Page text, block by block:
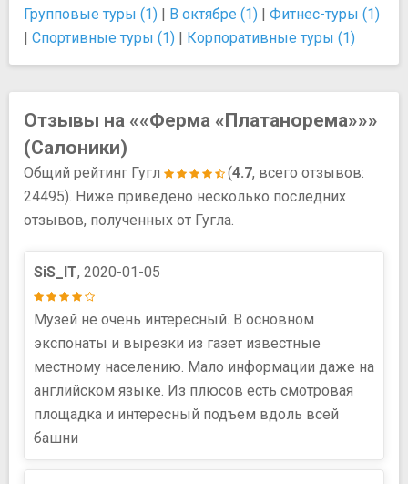
Групповые туры (1) | В октябре (1) | Фитнес-туры (1)
| Спортивные туры (1) | Корпоративные туры (1)
Отзывы на ««Ферма «Платанорема»»»
(Салоники)
Общий рейтинг Гугл (4.7, всего отзывов:
24495). Ниже приведено несколько последних
отзывов, полученных от Гугла.
SiS_IT, 2020-01-05
Музей не очень интересный. В основном
экспонаты и вырезки из газет известные
местному населению. Мало информации даже на
английском языке. Из плюсов есть смотровая
площадка и интересный подъем вдоль всей
башни